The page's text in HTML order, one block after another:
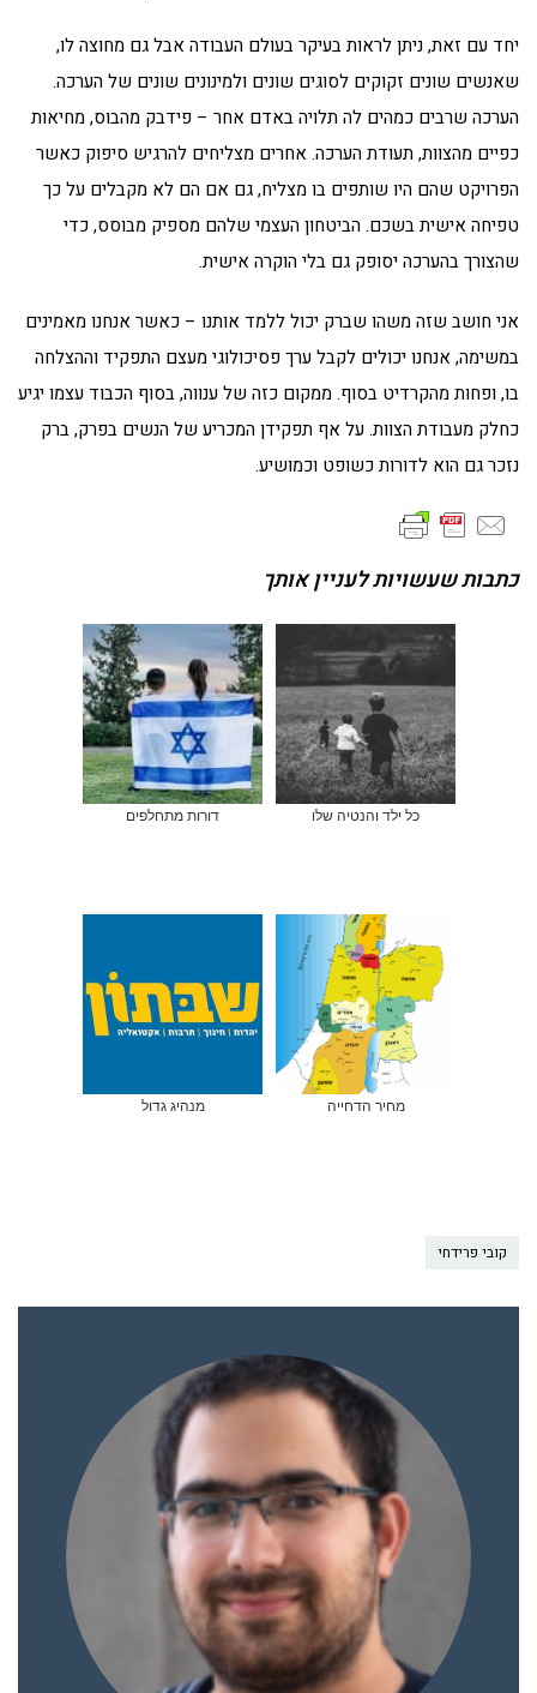
יחד עם זאת, ניתן לראות בעיקר בעולם העבודה אבל גם מחוצה לו,
שאנשים שונים זקוקים לסוגים שונים ולמינונים שונים של הערכה.
הערכה שרבים כמהים לה תלויה באדם אחר – פידבק מהבוס, מחיאות
כפיים מהצוות, תעודת הערכה. אחרים מצליחים להרגיש סיפוק כאשר
הפרויקט שהם היו שותפים בו מצליח, גם אם הם לא מקבלים על כך
טפיחה אישית בשכם. הביטחון העצמי שלהם מספיק מבוסס, כדי
שהצורך בהערכה יסופק גם בלי הוקרה אישית.
אני חושב שזה משהו שברק יכול ללמד אותנו – כאשר אנחנו מאמינים
במשימה, אנחנו יכולים לקבל ערך פסיכולוגי מעצם התפקיד וההצלחה
בו, ופחות מהקרדיט בסוף. ממקום כזה של ענווה, בסוף הכבוד עצמו יגיע
כחלק מעבודת הצוות. על אף תפקידן המכריע של הנשים בפרק, ברק
נזכר גם הוא לדורות כשופט וכמושיע.
כתבות שעשויות לעניין אותך
כל ילד והנטיה שלו דורות מתחלפים
מחיר הדחייה מנהיג גדול
קובי פרידחי